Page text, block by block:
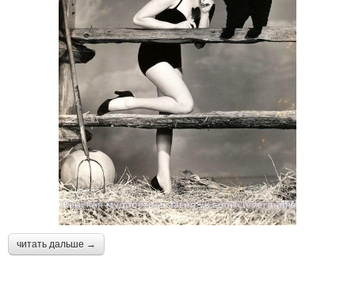
читать дальше →